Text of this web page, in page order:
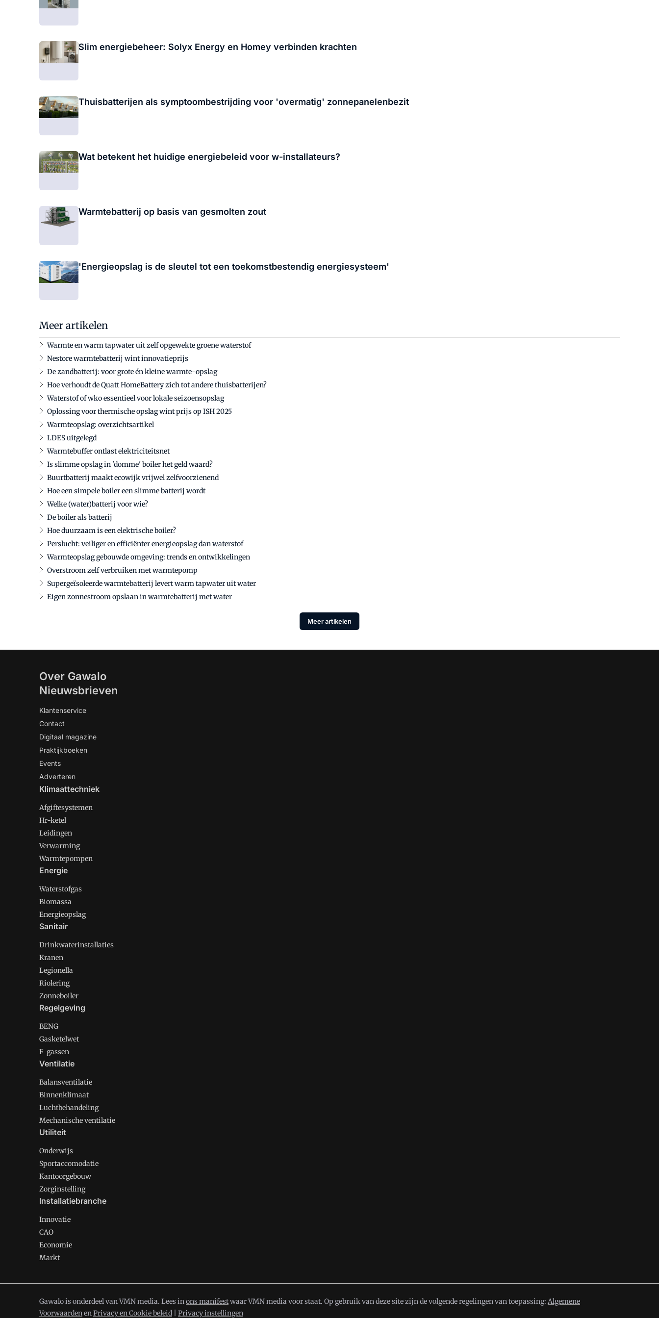
Slim energiebeheer: Solyx Energy en Homey verbinden krachten
Thuisbatterijen als symptoombestrijding voor 'overmatig' zonnepanelenbezit
Wat betekent het huidige energiebeleid voor w-installateurs?
Warmtebatterij op basis van gesmolten zout
'Energieopslag is de sleutel tot een toekomstbestendig energiesysteem'
Meer artikelen
Warmte en warm tapwater uit zelf opgewekte groene waterstof
Nestore warmtebatterij wint innovatieprijs
De zandbatterij: voor grote én kleine warmte-opslag
Hoe verhoudt de Quatt HomeBattery zich tot andere thuisbatterijen?
Waterstof of wko essentieel voor lokale seizoensopslag
Oplossing voor thermische opslag wint prijs op ISH 2025
Warmteopslag: overzichtsartikel
LDES uitgelegd
Warmtebuffer ontlast elektriciteitsnet
Is slimme opslag in 'domme' boiler het geld waard?
Buurtbatterij maakt ecowijk vrijwel zelfvoorzienend
Hoe een simpele boiler een slimme batterij wordt
Welke (water)batterij voor wie?
De boiler als batterij
Hoe duurzaam is een elektrische boiler?
Perslucht: veiliger en efficiënter energieopslag dan waterstof
Warmteopslag gebouwde omgeving: trends en ontwikkelingen
Overstroom zelf verbruiken met warmtepomp
Supergeïsoleerde warmtebatterij levert warm tapwater uit water
Eigen zonnestroom opslaan in warmtebatterij met water
Meer artikelen
Over Gawalo
Nieuwsbrieven
Klantenservice
Contact
Digitaal magazine
Praktijkboeken
Events
Adverteren
Klimaattechniek
Afgiftesystemen
Hr-ketel
Leidingen
Verwarming
Warmtepompen
Energie
Waterstofgas
Biomassa
Energieopslag
Sanitair
Drinkwaterinstallaties
Kranen
Legionella
Riolering
Zonneboiler
Regelgeving
BENG
Gasketelwet
F-gassen
Ventilatie
Balansventilatie
Binnenklimaat
Luchtbehandeling
Mechanische ventilatie
Utiliteit
Onderwijs
Sportaccomodatie
Kantoorgebouw
Zorginstelling
Installatiebranche
Innovatie
CAO
Economie
Markt
Gawalo is onderdeel van VMN media. Lees inons manifestwaar VMN media voor staat. Op gebruik van deze site zijn de volgende regelingen van toepassing: Algemene
VoorwaardenenPrivacy en Cookie beleid Privacy instellingen